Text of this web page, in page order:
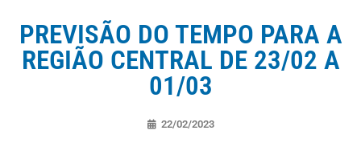
PREVISÃO DO TEMPO PARA A
REGIÃO CENTRAL DE 23/02 A
01/03
22/02/2023